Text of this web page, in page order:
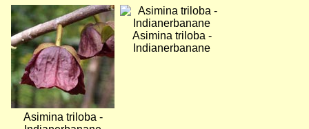
Bild
Asimina triloba -
Bild
Asimina triloba -
Indianerbanane